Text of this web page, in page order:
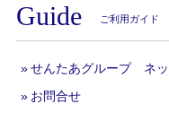
Guide ご利用ガイド
せんたあグループ ネ
お問合せ